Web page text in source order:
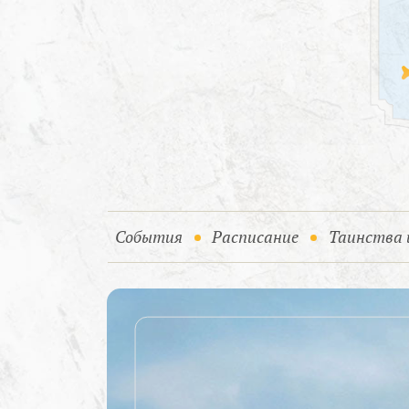
События (current)
Расписание Таинства